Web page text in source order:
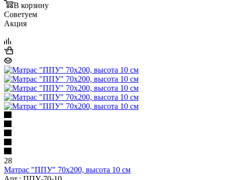
В корзину
Советуем
Акция
28
Матрас "ППУ" 70x200, высота 10 см